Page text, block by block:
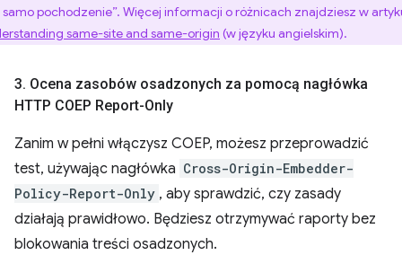
samo pochodzenie”. Więcej informacji o różnicach znajdziesz w
same-site and same-origin (w języku angielskim).
3. Ocena zasobów osadzonych za pomocą nagłówka
HTTP COEP Report-Only
Zanim w pełni włączysz COEP, możesz przeprowadzić
test, używając nagłówka Cross-Origin-Embedder-
Policy-Report-Only , aby sprawdzić, czy zasady
działają prawidłowo. Będziesz otrzymywać raporty bez
blokowania treści osadzonych.